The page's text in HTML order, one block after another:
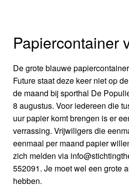
Papiercontainer
De grote blauwe
Future staat deze keer niet op
de maand bij sporthal De
8 augustus. Voor iedereen die
uur papier komt brengen is er
verrassing. Vrijwiligers die
eenmaal per maand papier
zich melden via
552091. Je moet wel een grote
hebben.